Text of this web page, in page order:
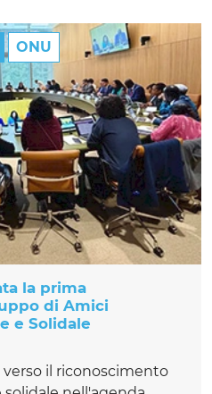
ONU
la prima
di Amici
e Solidale
il riconoscimento